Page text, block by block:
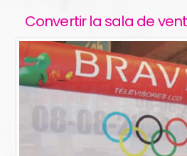
Convertir la sala de